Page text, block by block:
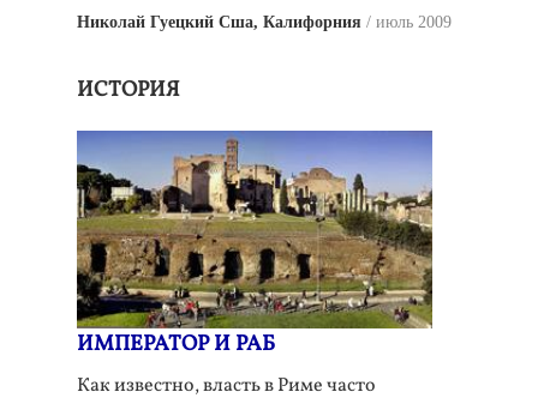
Николай Гуецкий Сша, Калифорния июль 2009
ИСТОРИЯ
ИМПЕРАТОР И РАБ
Как известно, власть в Риме часто